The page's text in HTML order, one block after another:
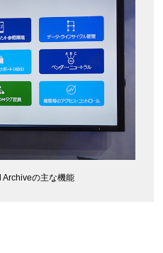
の主な機能